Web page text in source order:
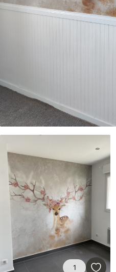
Premium
Peel and Stick
81.6548 .99 € /m²
1